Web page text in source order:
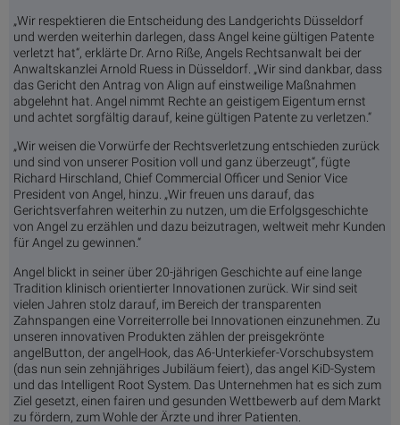
„Wir respektieren die Entscheidung des Landgerichts Düsseldorf
und werden weiterhin darlegen, dass Angel keine gültigen Patente
verletzt hat“, erklärte Dr. Arno Riße, Angels Rechtsanwalt bei der
Anwaltskanzlei Arnold Ruess in Düsseldorf. „Wir sind dankbar, dass
das Gericht den Antrag von Align auf einstweilige Maßnahmen
abgelehnt hat. Angel nimmt Rechte an geistigem Eigentum ernst
und achtet sorgfältig darauf, keine gültigen Patente zu verletzen.“
„Wir weisen die Vorwürfe der Rechtsverletzung entschieden zurück
und sind von unserer Position voll und ganz überzeugt“, fügte
Richard Hirschland, Chief Commercial Officer und Senior Vice
President von Angel, hinzu. „Wir freuen uns darauf, das
Gerichtsverfahren weiterhin zu nutzen, um die Erfolgsgeschichte
von Angel zu erzählen und dazu beizutragen, weltweit mehr Kunden
für Angel zu gewinnen.“
Angel blickt in seiner über 20-jährigen Geschichte auf eine lange
Tradition klinisch orientierter Innovationen zurück. Wir sind seit
vielen Jahren stolz darauf, im Bereich der transparenten
Zahnspangen eine Vorreiterrolle bei Innovationen einzunehmen. Zu
unseren innovativen Produkten zählen der preisgekrönte
angelButton, der angelHook, das A6-Unterkiefer-Vorschubsystem
(das nun sein zehnjähriges Jubiläum feiert), das angel KiD-System
und das Intelligent Root System. Das Unternehmen hat es sich zum
Ziel gesetzt, einen fairen und gesunden Wettbewerb auf dem Markt
zu fördern, zum Wohle der Ärzte und ihrer Patienten.